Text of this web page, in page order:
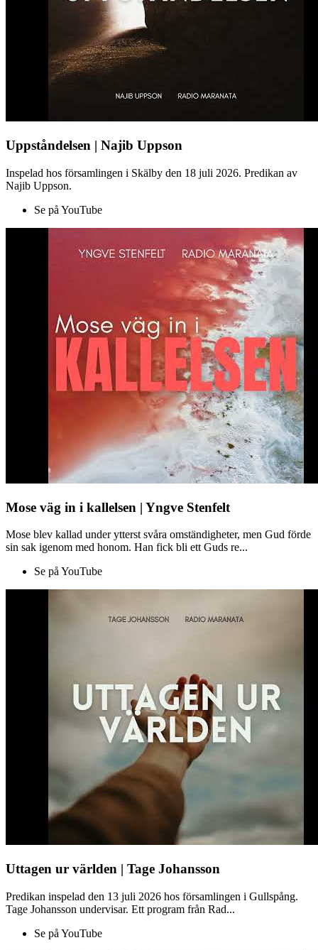
Uppståndelsen | Najib Uppson
Inspelad hos församlingen i Skälby den 18 juli 2026. Predikan av
Najib Uppson.
Se på YouTube
Mose väg in i kallelsen | Yngve Stenfelt
Mose blev kallad under ytterst svåra omständigheter, men Gud förde
sin sak igenom med honom. Han fick bli ett Guds re...
Se på YouTube
Uttagen ur världen | Tage Johansson
Predikan inspelad den 13 juli 2026 hos församlingen i Gullspång.
Tage Johansson undervisar. Ett program från Rad...
Se på YouTube